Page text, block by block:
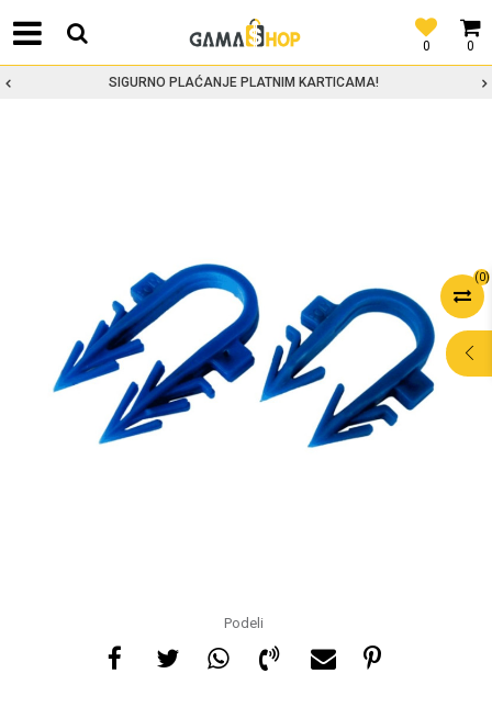
0
0
SIGURNO PLAĆANJE PLATNIM KARTICAMA!
(0)
Podeli
POMOĆ PRI
KUPOVINI